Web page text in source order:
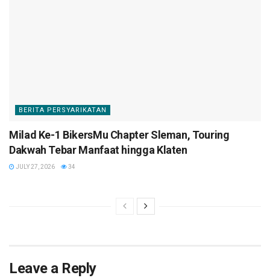
BERITA PERSYARIKATAN
Milad Ke-1 BikersMu Chapter Sleman, Touring
Dakwah Tebar Manfaat hingga Klaten
JULY 27, 2026 34
Leave a Reply